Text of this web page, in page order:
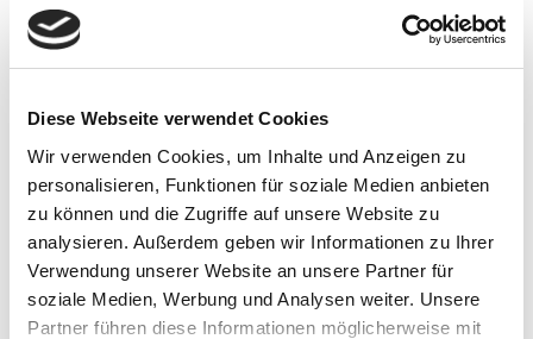
Diese Webseite verwendet Cookies
Wir verwenden Cookies, um Inhalte und Anzeigen zu
personalisieren, Funktionen für soziale Medien anbieten
zu können und die Zugriffe auf unsere Website zu
analysieren. Außerdem geben wir Informationen zu Ihrer
Verwendung unserer Website an unsere Partner für
soziale Medien, Werbung und Analysen weiter. Unsere
Partner führen diese Informationen möglicherweise mit